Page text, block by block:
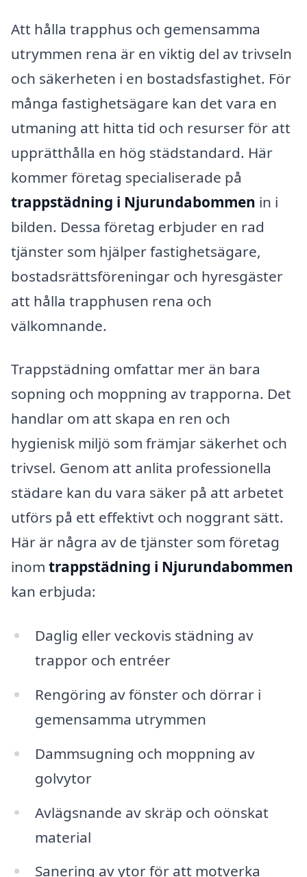
Att hålla trapphus och gemensamma
utrymmen rena är en viktig del av trivseln
och säkerheten i en bostadsfastighet. För
många fastighetsägare kan det vara en
utmaning att hitta tid och resurser för att
upprätthålla en hög städstandard. Här
kommer företag specialiserade på
trappstädning i Njurundabommen in i
bilden. Dessa företag erbjuder en rad
tjänster som hjälper fastighetsägare,
bostadsrättsföreningar och hyresgäster
att hålla trapphusen rena och
välkomnande.
Trappstädning omfattar mer än bara
sopning och moppning av trapporna. Det
handlar om att skapa en ren och
hygienisk miljö som främjar säkerhet och
trivsel. Genom att anlita professionella
städare kan du vara säker på att arbetet
utförs på ett effektivt och noggrant sätt.
Här är några av de tjänster som företag
inom trappstädning i Njurundabommen
kan erbjuda:
Daglig eller veckovis städning av
trappor och entréer
Rengöring av fönster och dörrar i
gemensamma utrymmen
Dammsugning och moppning av
golvytor
Avlägsnande av skräp och oönskat
material
Sanering av ytor för att motverka